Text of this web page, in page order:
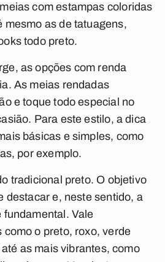
com estampas coloridas
mesmo as de tatuagens,
todo preto.
as opções com renda
As meias rendadas
e toque todo especial no
Para este estilo, a dica
básicas e simples, como
por exemplo.
tradicional preto. O objetivo
destacar e, neste sentido, a
Vale
o preto, roxo, verde
as mais vibrantes, como